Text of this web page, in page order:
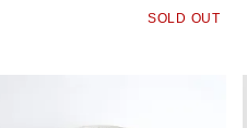
SOLD OUT